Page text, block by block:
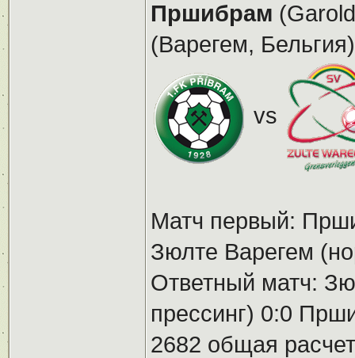
Пршибрам
(Варегем,
vs
Матч первый:
Зюлте Варегем
Ответный матч:
прессинг) 0:0
2682 общая